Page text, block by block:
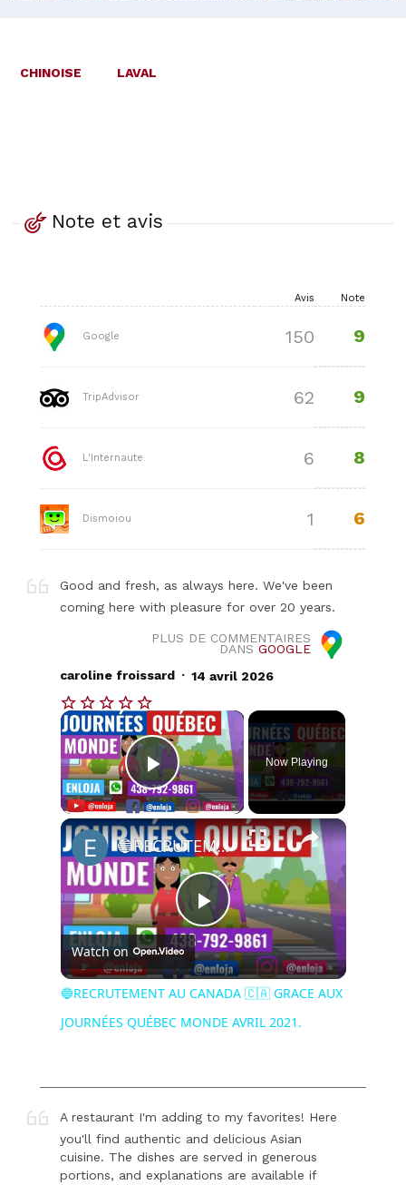
CHINOISE LAVAL
Note et avis
Avis Note
Google 150 9
TripAdvisor 62 9
L'Internaute 6 8
Dismoiou 1 6
Good and fresh, as always here. We've been
coming here with pleasure for over 20 years.
PLUS DE COMMENTAIRES
DANS GOOGLE
caroline froissard . 14 avril 2026
×
Play Video
Now Playing
×
Play
Video
🔵RECRUTEMENT AU CANADA 🇨🇦 GRACE AUX JOURNÉES QUÉBEC MONDE AVRIL 2021.
Watch on
🔵RECRUTEMENT AU CANADA 🇨🇦 GRACE AUX
JOURNÉES QUÉBEC MONDE AVRIL 2021.
A restaurant I'm adding to my favorites! Here
you'll find authentic and delicious Asian
cuisine. The dishes are served in generous
portions, and explanations are available if